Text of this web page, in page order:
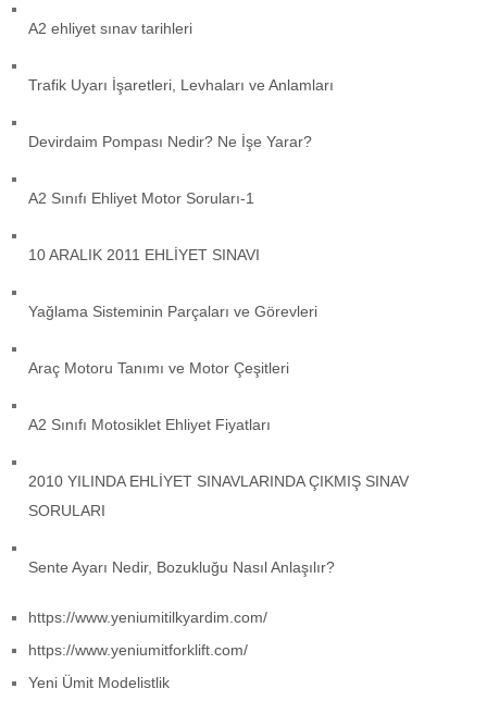
A2 ehliyet sınav tarihleri
Trafik Uyarı İşaretleri, Levhaları ve Anlamları
Devirdaim Pompası Nedir? Ne İşe Yarar?
A2 Sınıfı Ehliyet Motor Soruları-1
10 ARALIK 2011 EHLİYET SINAVI
Yağlama Sisteminin Parçaları ve Görevleri
Araç Motoru Tanımı ve Motor Çeşitleri
A2 Sınıfı Motosiklet Ehliyet Fiyatları
2010 YILINDA EHLİYET SINAVLARINDA ÇIKMIŞ SINAV
SORULARI
Sente Ayarı Nedir, Bozukluğu Nasıl Anlaşılır?
https://www.yeniumitilkyardim.com/
https://www.yeniumitforklift.com/
Yeni Ümit Modelistlik